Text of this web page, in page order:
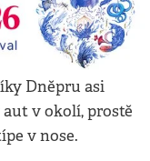
Dněpru asi
aut v okolí, prostě
v nose.